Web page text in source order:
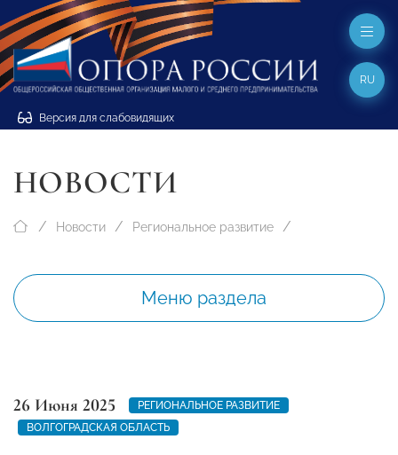
Версия для слабовидящих
RU
НОВОСТИ
Новости Региональное развитие
Меню раздела
26 Июня 2025
РЕГИОНАЛЬНОЕ РАЗВИТИЕ
ВОЛГОГРАДСКАЯ ОБЛАСТЬ